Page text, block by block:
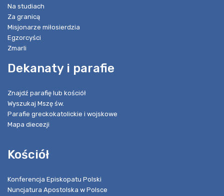
Na studiach
Za granicą
Misjonarze miłosierdzia
Egzorcyści
Zmarli
Dekanaty i parafie
Znajdź parafię lub kościół
Wyszukaj Mszę św.
Parafie greckokatolickie i wojskowe
Mapa diecezji
Kościół
Konferencja Episkopatu Polski
Nuncjatura Apostolska w Polsce